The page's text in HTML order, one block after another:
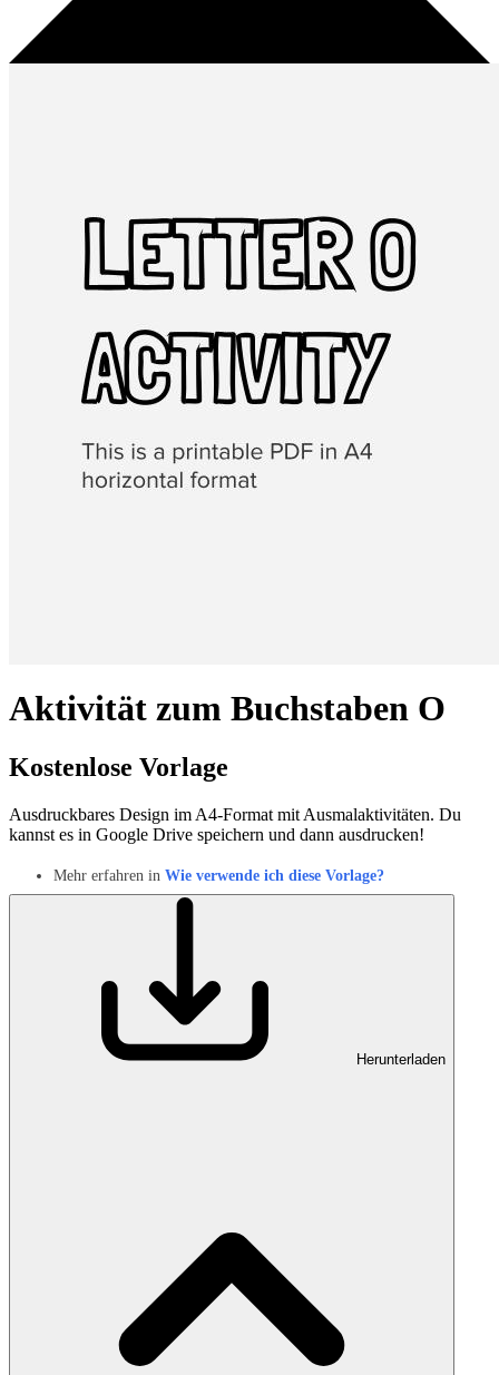
Aktivität zum Buchstaben O
Kostenlose Vorlage
Ausdruckbares Design im A4-Format mit Ausmalaktivitäten. Du
kannst es in Google Drive speichern und dann ausdrucken!
Mehr erfahren in Wie verwende ich diese Vorlage?
Herunterladen